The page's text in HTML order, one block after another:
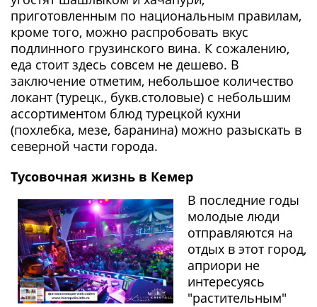
приготовленным по национальным правилам,
кроме того, можно распробовать вкус
подлинного грузинского вина. К сожалению,
еда стоит здесь совсем не дешево. В
заключение отметим, небольшое количество
локант (турецк., букв.столовые) с небольшим
ассортиментом блюд турецкой кухни
(похлебка, мезе, баранина) можно разыскать в
северной части города.
Тусовочная жизнь в Кемер
В последние годы
молодые люди
отправляются на
отдых в этот город,
априори не
интересуясь
"растительным"